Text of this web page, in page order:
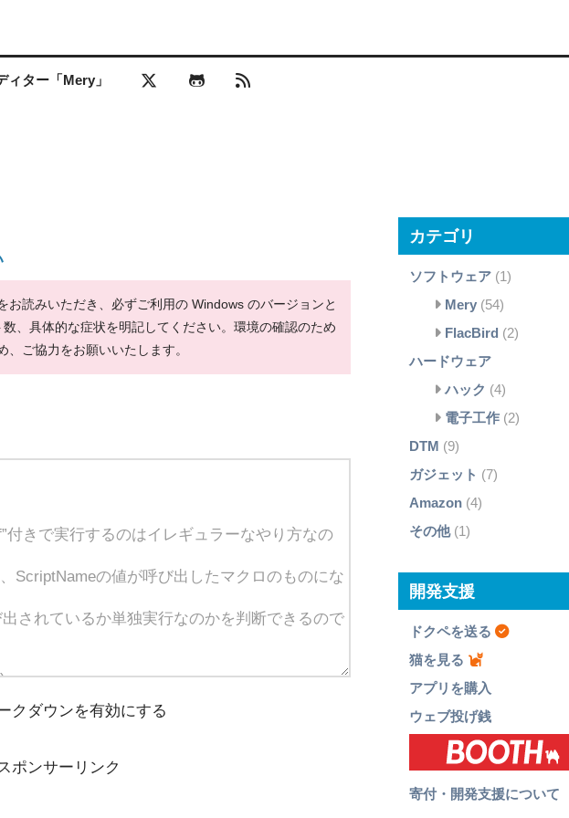
ィター「Mery」
お読みいただき、必ずご利用の Windows のバージョンと
、具体的な症状を明記してください。環境の確認のため
ご協力をお願いいたします。
クダウンを有効にする
ポンサーリンク
カテゴリ
ソフトウェア(1)
Mery (54)
FlacBird (2)
ハードウェア
ハック (4)
電子工作 (2)
DTM (9)
ガジェット (7)
Amazon(4)
その他(1)
開発支援
ドクペを送る
猫を見る
アプリを購入
ウェブ投げ銭
寄付・開発支援について